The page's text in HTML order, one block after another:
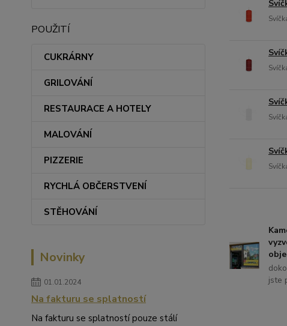
POUŽITÍ
CUKRÁRNY
GRILOVÁNÍ
RESTAURACE A HOTELY
MALOVÁNÍ
PIZZERIE
RYCHLÁ OBČERSTVENÍ
STĚHOVÁNÍ
Novinky
01.01.2024
Na fakturu se splatností
Na fakturu se splatností pouze stálí
jste